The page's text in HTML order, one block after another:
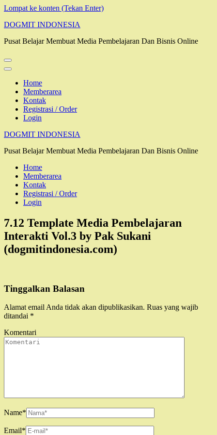
Lompat ke konten (Tekan Enter)
DOGMIT INDONESIA
Pusat Belajar Membuat Media Pembelajaran Dan Bisnis Online
Home
Memberarea
Kontak
Registrasi / Order
Login
DOGMIT INDONESIA
Pusat Belajar Membuat Media Pembelajaran Dan Bisnis Online
Home
Memberarea
Kontak
Registrasi / Order
Login
7.12 Template Media Pembelajaran
Interakti Vol.3 by Pak Sukani
(dogmitindonesia.com)
Tinggalkan Balasan
Alamat email Anda tidak akan dipublikasikan. Ruas yang wajib
ditandai *
Komentari
Name*
Email*